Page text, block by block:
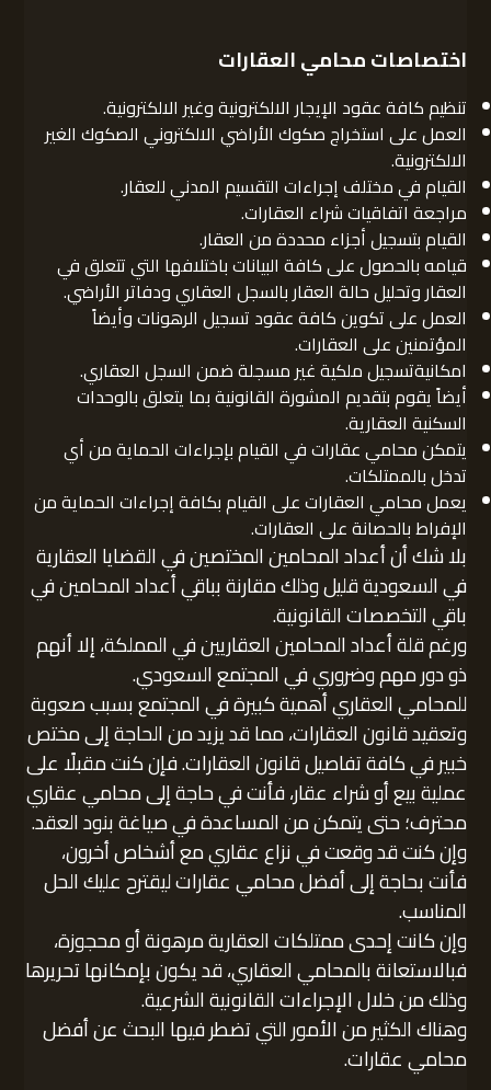
اختصاصات محامي العقارات
تنظيم كافة عقود الإيجار الالكترونية وغير الالكترونية.
العمل على استخراج صكوك الأراضي الالكتروني الصكوك الغير
الالكترونية.
القيام في مختلف إجراءات التقسيم المدني للعقار.
مراجعة اتفاقيات شراء العقارات.
القيام بتسجيل أجزاء محددة من العقار.
قيامه بالحصول على كافة البيانات باختلافها التي تتعلق في
العقار وتحليل حالة العقار بالسجل العقاري ودفاتر الأراضي.
العمل على تكوين كافة عقود تسجيل الرهونات وأيضاً
المؤتمنين على العقارات.
امكانيةتسجيل ملكية غير مسجلة ضمن السجل العقاري.
أيضاً يقوم بتقديم المشورة القانونية بما يتعلق بالوحدات
السكنية العقارية.
يتمكن محامي عقارات في القيام بإجراءات الحماية من أي
تدخل بالممتلكات.
يعمل محامي العقارات على القيام بكافة إجراءات الحماية من
الإفراط بالحصانة على العقارات.
بلا شك أن أعداد المحامين المختصين في القضايا العقارية
في السعودية قليل وذلك مقارنة بباقي أعداد المحامين في
باقي التخصصات القانونية.
ورغم قلة أعداد المحامين العقاريين في المملكة، إلا أنهم
ذو دور مهم وضروري في المجتمع السعودي.
للمحامي العقاري أهمية كبيرة في المجتمع بسبب صعوبة
وتعقيد قانون العقارات، مما قد يزيد من الحاجة إلى مختص
خبير في كافة تفاصيل قانون العقارات. فإن كنت مقبلًا على
عملية بيع أو شراء عقار، فأنت في حاجة إلى محامي عقاري
محترف؛ حتى يتمكن من المساعدة في صياغة بنود العقد.
وإن كنت قد وقعت في نزاع عقاري مع أشخاص أخرون،
فأنت بحاجة إلى أفضل محامي عقارات ليقترح عليك الحل
المناسب.
وإن كانت إحدى ممتلكات العقارية مرهونة أو محجوزة،
فبالاستعانة بالمحامي العقاري، قد يكون بإمكانها تحريرها
وذلك من خلال الإجراءات القانونية الشرعية.
وهناك الكثير من الأمور التي تضطر فيها البحث عن أفضل
محامي عقارات.